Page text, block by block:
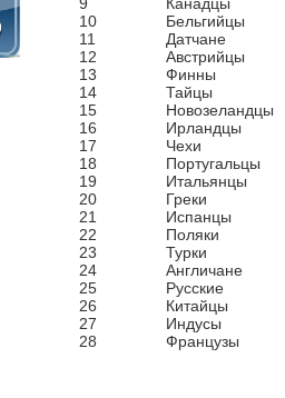
10
Бельгийцы
11
Датчане
12
Австрийцы
13
Финны
14
Тайцы
15
Новозеландцы
16
Ирландцы
17
Чехи
18
Португальцы
19
Итальянцы
20
Греки
21
Испанцы
22
Поляки
23
Турки
24
Англичане
25
Русские
26
Китайцы
27
Индусы
28
Французы